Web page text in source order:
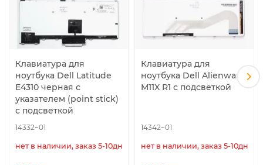
Клавиатура для
ноутбука Dell Latitude
E4310 черная с
указателем (point stick)
с подсветкой
14332~01
нет в наличии, заказ 5-10дн.
Клавиатура для
ноутбука Dell Alienware
M11X R1 с подсветкой
14342~01
нет в наличии, заказ 5-10дн.